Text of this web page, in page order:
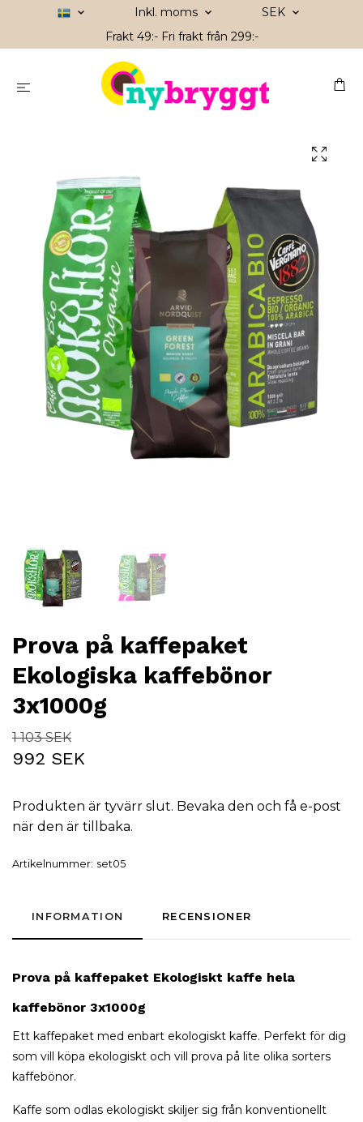
Inkl. moms
SEK
Frakt 49:- Fri frakt från 299:-
Prova på kaffepaket
Ekologiska kaffebönor
3x1000g
1 103 SEK
992 SEK
Produkten är tyvärr slut. Bevaka den och få e-post
när den är tillbaka.
Artikelnummer: set05
INFORMATION RECENSIONER
Prova på kaffepaket Ekologiskt kaffe hela
kaffebönor 3x1000g
Ett kaffepaket med enbart ekologiskt kaffe. Perfekt för dig
som vill köpa ekologiskt och vill prova på lite olika sorters
kaffebönor.
Kaffe som odlas ekologiskt skiljer sig från konventionellt